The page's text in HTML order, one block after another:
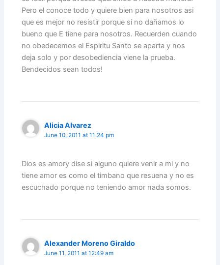
Pero el conoce todo y quiere bien para nosotros asi
que es mejor no resistir porque si no dañamos lo
bueno que E tiene para nosotros. Recuerden cuando
no obedecemos el Espiritu Santo se aparta y nos
deja solo y por desobediencia viene la prueba.
Bendecidos sean todos!
Alicia Alvarez
June 10, 2011 at 11:24 pm
Dios es amory dise si alguno quiere venir a mi y no
tiene amor es como el timbano que resuena y no es
escuchado porque no teniendo amor nada somos.
Alexander Moreno Giraldo
June 11, 2011 at 12:49 am